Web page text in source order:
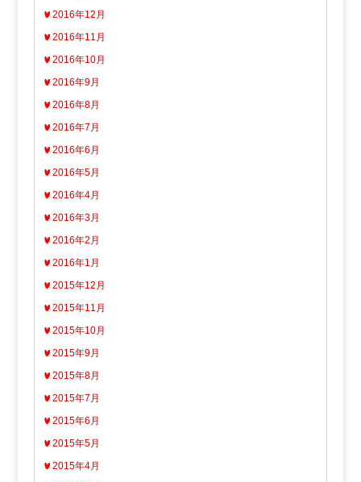
2016年12月
2016年11月
2016年10月
2016年9月
2016年8月
2016年7月
2016年6月
2016年5月
2016年4月
2016年3月
2016年2月
2016年1月
2015年12月
2015年11月
2015年10月
2015年9月
2015年8月
2015年7月
2015年6月
2015年5月
2015年4月